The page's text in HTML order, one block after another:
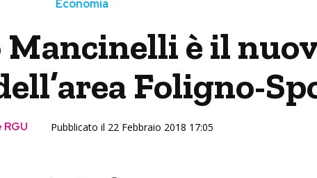
Economia
Mancinelli è il
Foligno-
RGU Pubblicato il 22 Febbraio 2018 17:05